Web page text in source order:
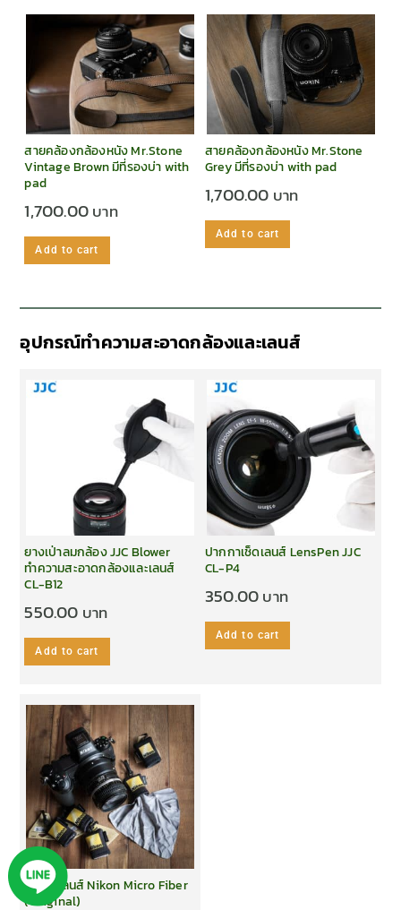
สายคล้องกล้องหนัง Mr.Stone
Vintage Brown มีที่รองบ่า with
pad
1,700.00
Add to cart
สายคล้องกล้องหนัง Mr.Stone
Grey มีที่รองบ่า with pad
1,700.00
Add to cart
อุปกรณ์ทำความสะอาดกล้องและเลนส์
ยางเป่าลมกล้อง JJC Blower
ทำความสะอาดกล้องและเลนส์
CL-B12
550.00
Add to cart
ปากกาเช็ดเลนส์ LensPen JJC
CL-P4
350.00
Add to cart
ผ้าเช็ดเลนส์ Nikon Micro Fiber
(Original)